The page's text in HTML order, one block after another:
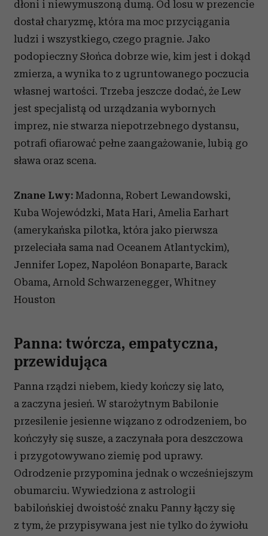
otrzymanymi od Ciebie lub uzyskanymi podczas
korzystania z ich usług.
dłoni i niewymuszoną dumą. Od losu w prezencie
dostał charyzmę, która ma moc przyciągania
ludzi i wszystkiego, czego pragnie. Jako
podopieczny Słońca dobrze wie, kim jest i dokąd
zmierza, a wynika to z ugruntowanego poczucia
własnej wartości. Trzeba jeszcze dodać, że Lew
jest specjalistą od urządzania wybornych
imprez, nie stwarza niepotrzebnego dystansu,
potrafi ofiarować pełne zaangażowanie, lubią go
sława oraz scena.
Znane Lwy: Madonna, Robert Lewandowski,
Kuba Wojewódzki, Mata Hari, Amelia Earhart
(amerykańska pilotka, która jako pierwsza
przeleciała sama nad Oceanem Atlantyckim),
Jennifer Lopez, Napoléon Bonaparte, Barack
Obama, Arnold Schwarzenegger, Whitney
Houston
Panna: twórcza, empatyczna,
przewidująca
Panna rządzi niebem, kiedy kończy się lato,
a zaczyna jesień. W starożytnym Babilonie
przesilenie jesienne wiązano z odrodzeniem, bo
kończyły się susze, a zaczynała pora deszczowa
i przygotowywano ziemię pod uprawy.
Odrodzenie przypomina jednak o wcześniejszym
obumarciu. Wywiedziona z astrologii
babilońskiej dwoistość znaku Panny łączy się
z tym, że przypisywana jest nie tylko do żywiołu